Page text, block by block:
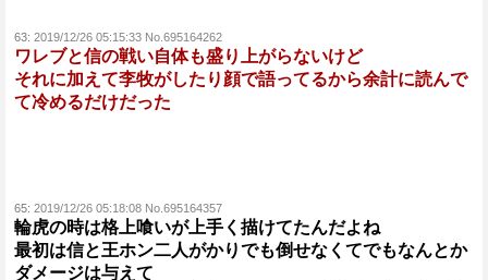
63: 2019/12/26 05:15:33 No.695164262
ワレブと信の戦い自体も盛り上がらないけど
それに加えて李牧がしたり顔で語ってるから余計に読んで
て冷めるだけだった
65: 2019/12/26 05:18:08 No.695164357
輪虎の時は格上喰いが上手く描けてたんだよね
最初は信と王ホン二人がかりでも倒せなくてでもなんとか
ダメージは与えて